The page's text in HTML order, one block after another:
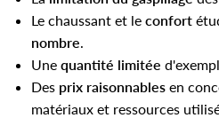
Le chaussant et le confort
nombre.
Une quantité limitée
Des prix raisonnables en
matériaux et ressources